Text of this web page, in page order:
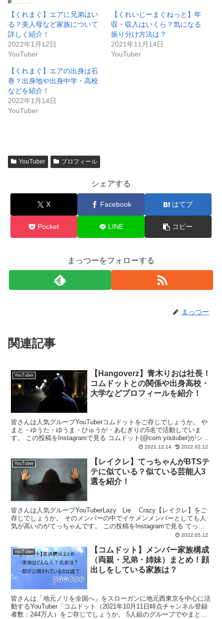
【くれまぐ】エアに兄弟はい
る？美人母など家族について
詳しく紹介！
2022年1月12日
YouTuber
【くれいじーまぐねっと】年
収・収入はいくら？気になる
振り分け方法は？
2021年11月14日
YouTuber
【くれまぐ】エアの出身は石
巻？出身地や出身中学・高校
などを紹介！
2022年1月14日
YouTuber
YouTuber プロフィール
シェアする
X Facebook はてブ
Pocket LINE コピー
まっつーをフォローする
まっつー
関連記事
YouTuber
【Hangoverz】青木りおは社長！
コムドットとの関係や出身高校・
大学などプロフィールを紹介！
皆さんは人気グループYouTuberコムドットをご存じでしょうか。 や
まと・ゆうた・ゆうま・ひゅうが・あむぎりの5名で活動していま
す。 この投稿をInstagramで見る コムドット(@com.youtuber)がシェ
2021.12.14 2022.02.12
YouTuber
【レイクレ】てっちゃんがBTSテ
テに似ている？似ている芸能人3
選を紹介！
皆さんは人気グループYouTuberLazy Lie Crazy【レイクレ】をご
存じでしょうか。 そのメンバーの中でイケメンメンバーとしても人
気が高いのがてっちゃんです。 この投稿をInstagramで見る てっち
2022.05.12
YouTuber
【コムドット】メンバー家族構成
（両親・兄弟・姉妹）まとめ！顔
出しをしている家族は？
皆さんは「地元ノリを全国へ」をスローガンに地元西東京を中心に活
動するYouTuber「コムドット（2021年10月11日時点チャンネル登録
者数：244万人）をご存じでしょうか。 5人組のグループでやまと、